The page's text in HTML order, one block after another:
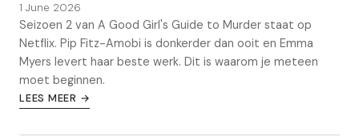
1 June 2026
Seizoen 2 van A Good Girl's Guide to Murder staat op
Netflix. Pip Fitz-Amobi is donkerder dan ooit en Emma
Myers levert haar beste werk. Dit is waarom je meteen
moet beginnen.
LEES MEER →